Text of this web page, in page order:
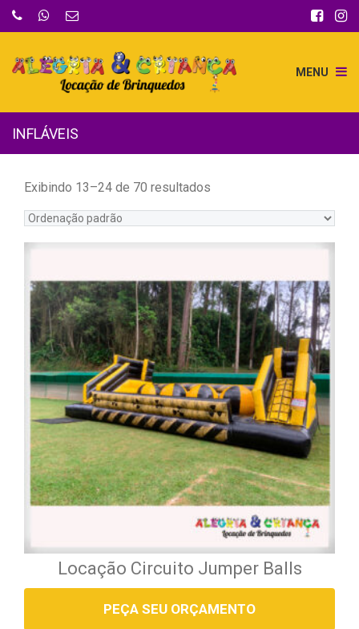
MENU
INFLÁVEIS
Exibindo 13–24 de 70 resultados
Locação Circuito Jumper Balls
PEÇA SEU ORÇAMENTO